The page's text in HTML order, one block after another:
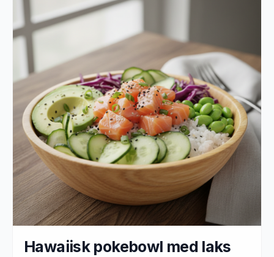
Hawaiisk pokebowl med laks